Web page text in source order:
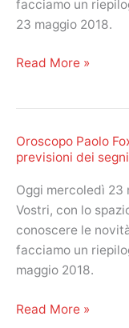
segni
i
Fatti
Vostri
facciamo un
23 maggio 2018.
Oroscopo
24
maggio
2018:
le
dei
segni.
Cinque
stelle
Read More »
Oroscopo Paolo
previsioni dei
Oggi mercoledì 23
Vostri, con lo
conoscere le
facciamo un
maggio 2018.
Oroscopo
Read More »